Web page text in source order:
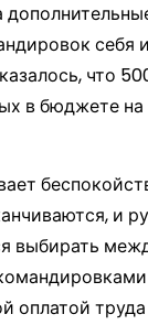
себя
что
в бюджете на
и
выбирать
оплатой